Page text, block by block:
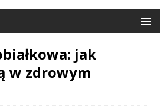
jak
w zdrowym